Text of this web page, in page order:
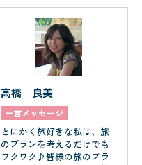
高橋 良美
一言メッセージ
とにかく旅好きな私は、旅
のプランを考えるだけでも
ワクワク♪皆様の旅のプラ